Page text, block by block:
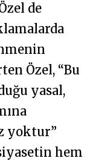
de
Özel, “Bu
yasal,
yoktur”
hem